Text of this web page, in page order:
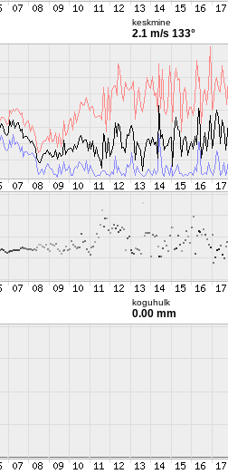
keskmine
2.1 m/s 133°
koguhulk
0.00 mm